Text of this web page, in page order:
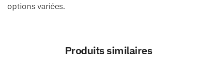
options variées.
Produits similaires